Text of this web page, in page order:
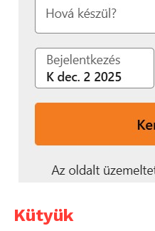
Kütyük